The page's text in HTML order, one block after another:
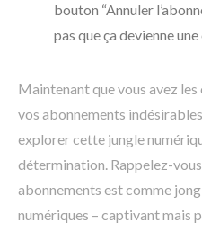
bouton “Annuler
pas que ça devienne
Maintenant que vous avez
vos abonnements
explorer cette jungle
détermination. Rappelez-
abonnements est comme
numériques – captivant mais